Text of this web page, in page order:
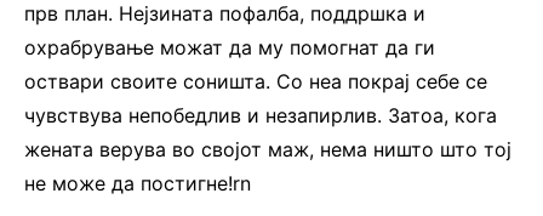
прв план. Нејзината пофалба, поддршка и
охрабрување можат да му помогнат да ги
оствари своите соништа. Со неа покрај себе се
чувствува непобедлив и незапирлив. Затоа, кога
жената верува во својот маж, нема ништо што тој
не може да постигне!rn